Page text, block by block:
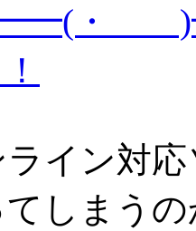
・
ライン対
しまう